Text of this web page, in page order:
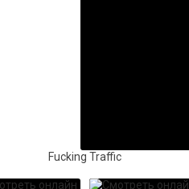
Fucking Traffic